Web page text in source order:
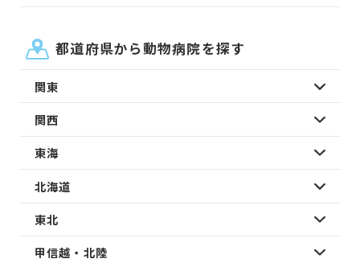
都道府県から動物病院を探す
関東
関西
東海
北海道
東北
甲信越・北陸